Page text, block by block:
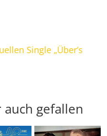
Single „Über’s
gefallen